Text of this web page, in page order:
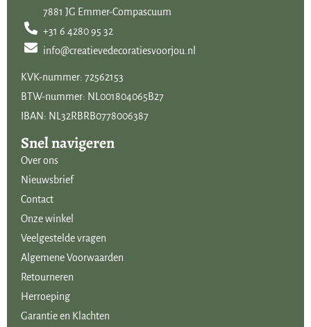
7881 JG Emmer-Compascuum
+31 6 4280 95 32
info@creatievedecoratiesvoorjou.nl
KVK-nummer: 72562153
BTW-nummer: NL001804065B27
IBAN: NL32RBRB0778006387
Snel navigeren
Over ons
Nieuwsbrief
Contact
Onze winkel
Veelgestelde vragen
Algemene Voorwaarden
Retourneren
Herroeping
Garantie en Klachten